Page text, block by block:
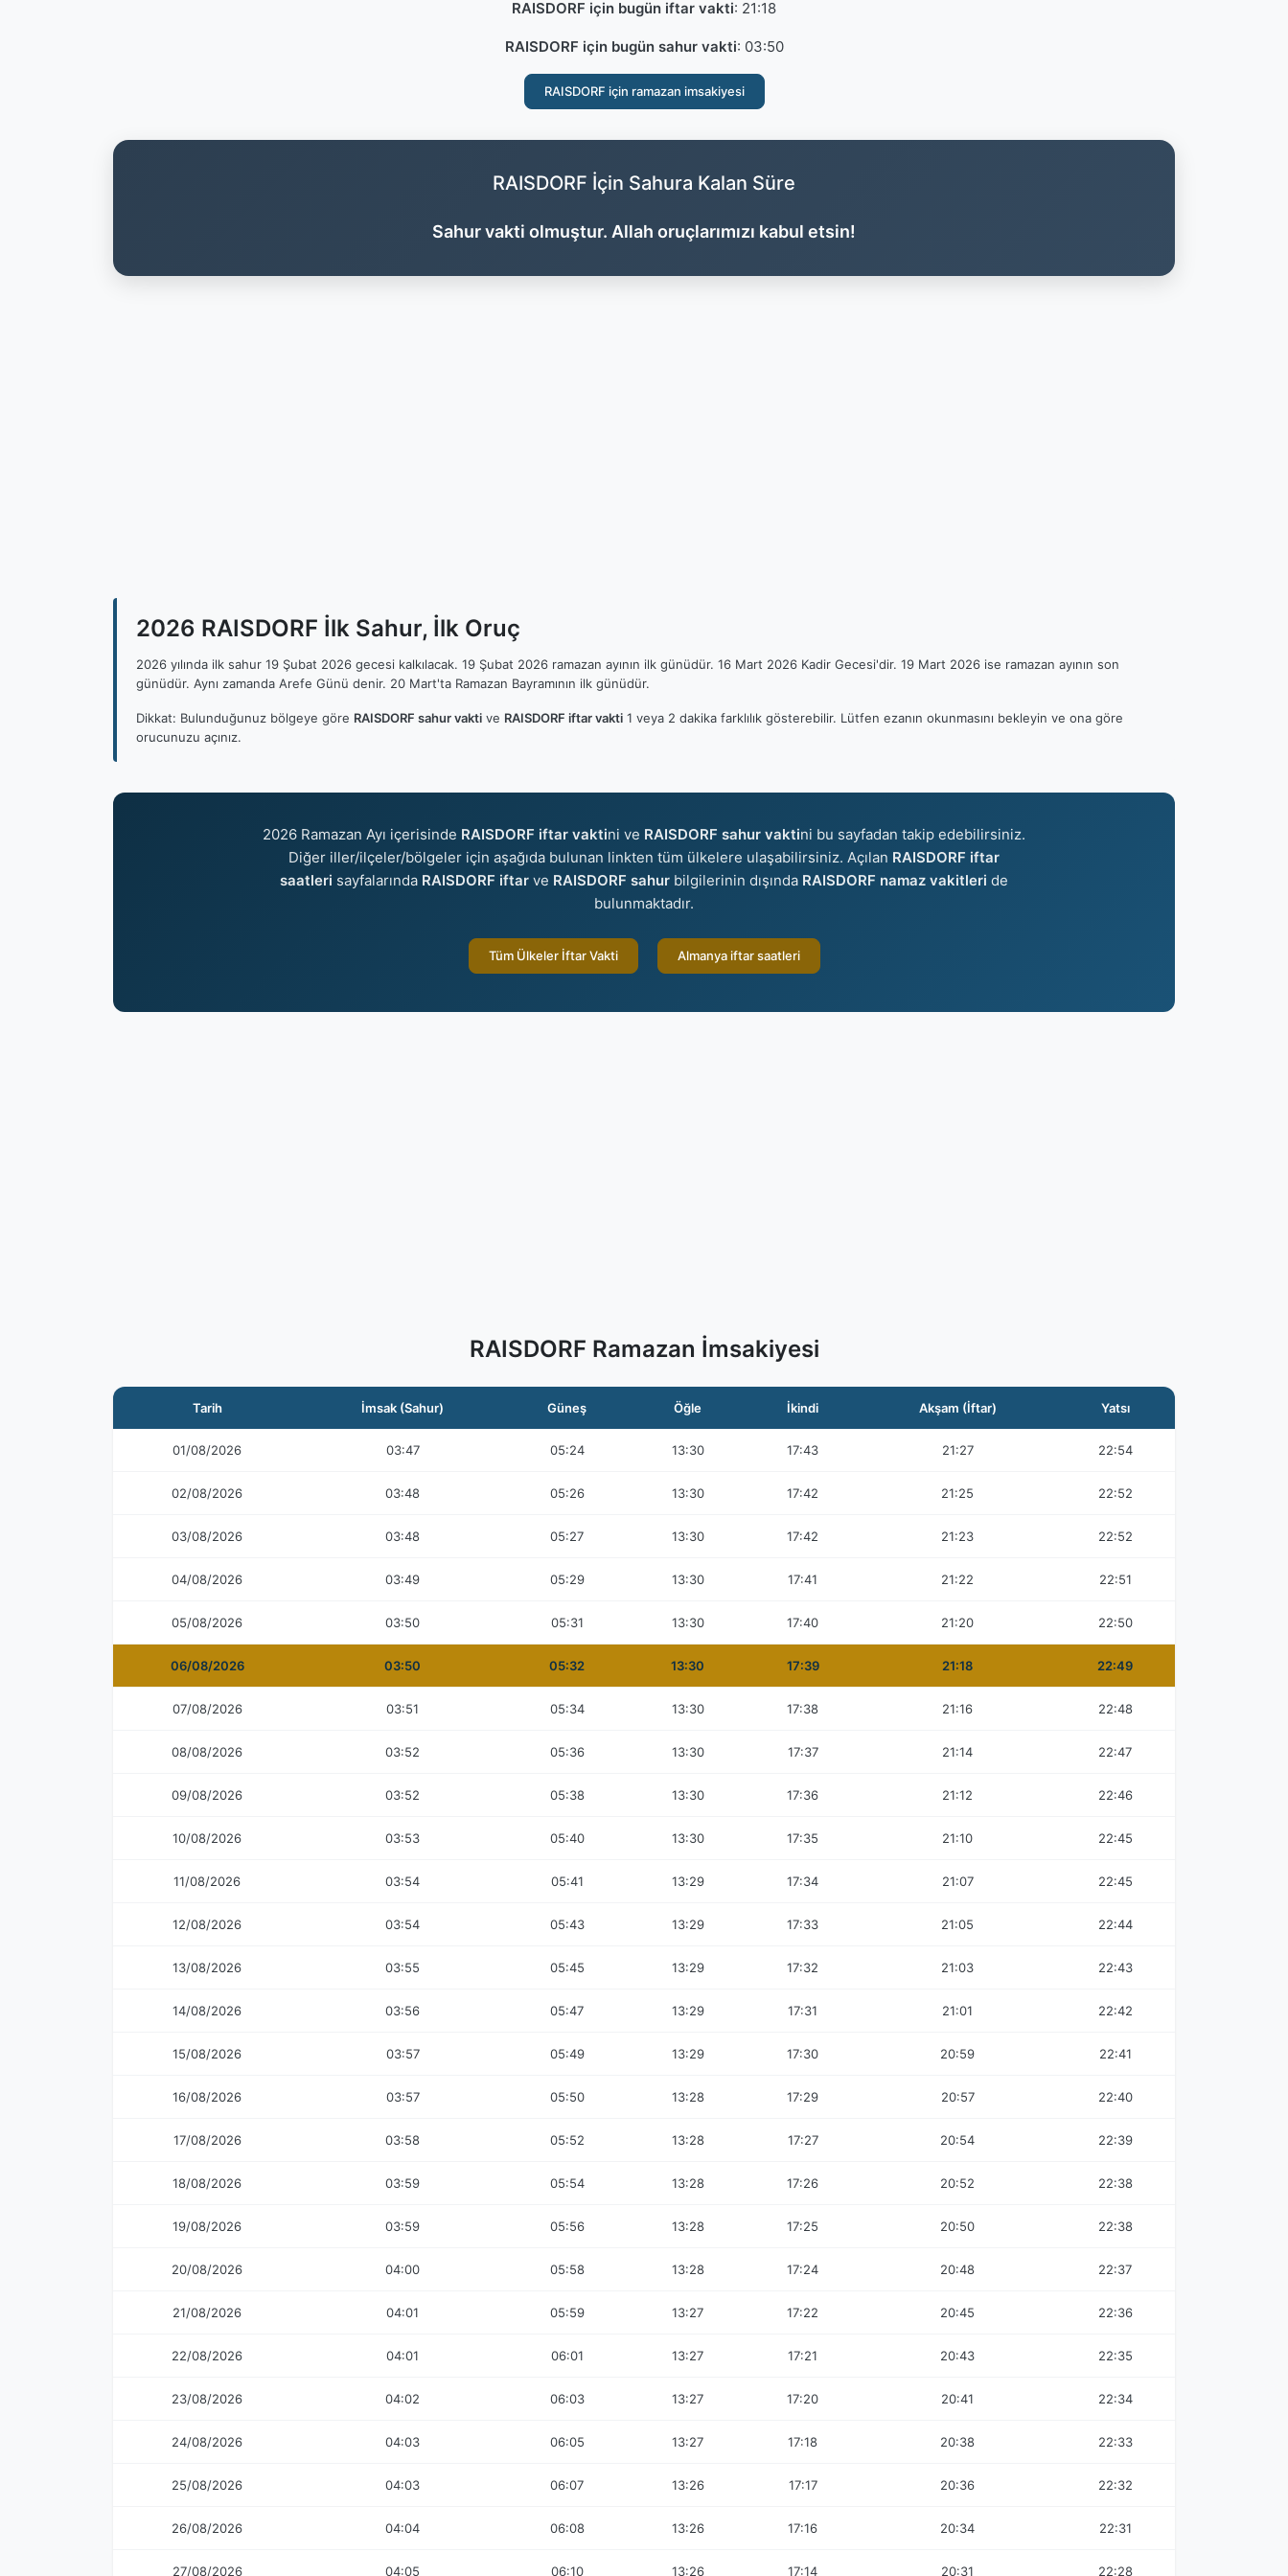
RAISDORF için bugün iftar vakti: 21:18
RAISDORF için bugün sahur vakti: 03:50
RAISDORF için ramazan imsakiyesi
RAISDORF İçin Sahura Kalan Süre
Sahur vakti olmuştur. Allah oruçlarımızı kabul etsin!
2026 RAISDORF İlk Sahur, İlk Oruç
2026 yılında ilk sahur 19 Şubat 2026 gecesi kalkılacak. 19 Şubat 2026 ramazan ayının ilk günüdür. 16 Mart 2026 Kadir Gecesi'dir. 19 Mart 2026 ise ramazan ayının son
günüdür. Aynı zamanda Arefe Günü denir. 20 Mart'ta Ramazan Bayramının ilk günüdür.
Dikkat: Bulunduğunuz bölgeye göre RAISDORF sahur vakti ve RAISDORF iftar vakti 1 veya 2 dakika farklılık gösterebilir. Lütfen ezanın okunmasını bekleyin ve ona göre
orucunuzu açınız.
2026 Ramazan Ayı içerisinde RAISDORF iftar vaktini ve RAISDORF sahur vaktini bu sayfadan takip edebilirsiniz.
Diğer iller/ilçeler/bölgeler için aşağıda bulunan linkten tüm ülkelere ulaşabilirsiniz. Açılan RAISDORF iftar
saatleri sayfalarında RAISDORF iftar ve RAISDORF sahur bilgilerinin dışında RAISDORF namaz vakitleri de
bulunmaktadır.
Tüm Ülkeler İftar Vakti Almanya iftar saatleri
RAISDORF Ramazan İmsakiyesi
Tarih İmsak (Sahur) Güneş Öğle İkindi Akşam (İftar) Yatsı
01/08/2026 03:47 05:24 13:30 17:43 21:27 22:54
02/08/2026 03:48 05:26 13:30 17:42 21:25 22:52
03/08/2026 03:48 05:27 13:30 17:42 21:23 22:52
04/08/2026 03:49 05:29 13:30 17:41 21:22 22:51
05/08/2026 03:50 05:31 13:30 17:40 21:20 22:50
06/08/2026 03:50 05:32 13:30 17:39 21:18 22:49
07/08/2026 03:51 05:34 13:30 17:38 21:16 22:48
08/08/2026 03:52 05:36 13:30 17:37 21:14 22:47
09/08/2026 03:52 05:38 13:30 17:36 21:12 22:46
10/08/2026 03:53 05:40 13:30 17:35 21:10 22:45
11/08/2026 03:54 05:41 13:29 17:34 21:07 22:45
12/08/2026 03:54 05:43 13:29 17:33 21:05 22:44
13/08/2026 03:55 05:45 13:29 17:32 21:03 22:43
14/08/2026 03:56 05:47 13:29 17:31 21:01 22:42
15/08/2026 03:57 05:49 13:29 17:30 20:59 22:41
16/08/2026 03:57 05:50 13:28 17:29 20:57 22:40
17/08/2026 03:58 05:52 13:28 17:27 20:54 22:39
18/08/2026 03:59 05:54 13:28 17:26 20:52 22:38
19/08/2026 03:59 05:56 13:28 17:25 20:50 22:38
20/08/2026 04:00 05:58 13:28 17:24 20:48 22:37
21/08/2026 04:01 05:59 13:27 17:22 20:45 22:36
22/08/2026 04:01 06:01 13:27 17:21 20:43 22:35
23/08/2026 04:02 06:03 13:27 17:20 20:41 22:34
24/08/2026 04:03 06:05 13:27 17:18 20:38 22:33
25/08/2026 04:03 06:07 13:26 17:17 20:36 22:32
26/08/2026 04:04 06:08 13:26 17:16 20:34 22:31
27/08/2026 04:05 06:10 13:26 17:14 20:31 22:28